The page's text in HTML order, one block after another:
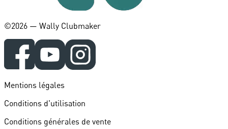
©️2026 — Wally Clubmaker
Mentions légales
Conditions d'utilisation
Conditions générales de vente